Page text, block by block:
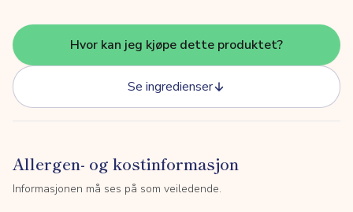
Hvor kan jeg kjøpe dette produktet?
Se ingredienser
Allergen- og kostinformasjon
Informasjonen må ses på som veiledende.